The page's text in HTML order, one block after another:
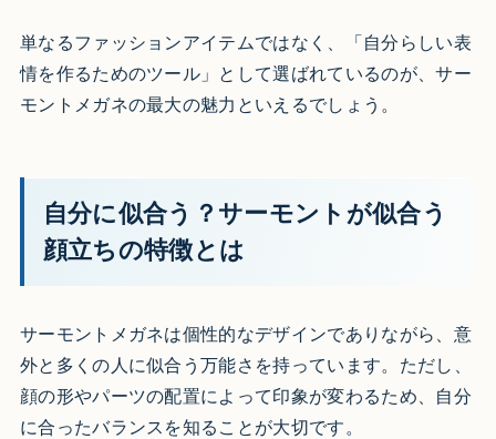
単なるファッションアイテムではなく、「自分らしい表
情を作るためのツール」として選ばれているのが、サー
モントメガネの最大の魅力といえるでしょう。
自分に似合う？サーモントが似合う
顔立ちの特徴とは
サーモントメガネは個性的なデザインでありながら、意
外と多くの人に似合う万能さを持っています。ただし、
顔の形やパーツの配置によって印象が変わるため、自分
に合ったバランスを知ることが大切です。